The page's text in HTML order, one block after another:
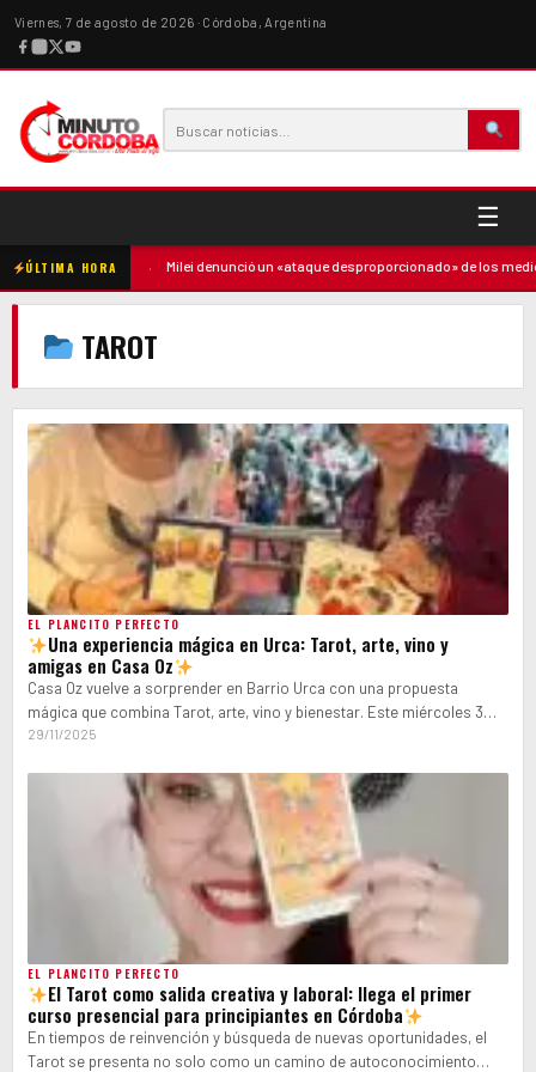
Viernes, 7 de agosto de 2026 · Córdoba, Argentina
☰
ÚLTIMA HORA
la madre Milei denunció un «ataque desproporcionado» de los
TAROT
EL PLANCITO PERFECTO
Una experiencia mágica en Urca: Tarot, arte, vino y
amigas en Casa Oz
Casa Oz vuelve a sorprender en Barrio Urca con una propuesta
mágica que combina Tarot, arte, vino y bienestar. Este miércoles 3…
29/11/2025
EL PLANCITO PERFECTO
El Tarot como salida creativa y laboral: llega el primer
curso presencial para principiantes en Córdoba
En tiempos de reinvención y búsqueda de nuevas oportunidades, el
Tarot se presenta no solo como un camino de autoconocimiento